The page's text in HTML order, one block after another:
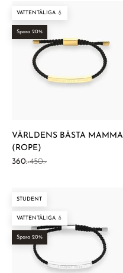
VATTENTÅLIGA 💧
Spara 20%
VÄRLDENS BÄSTA MAMMA
(ROPE)
REA-pris
360:-Pris
450:-
STUDENT
VATTENTÅLIGA 💧
Spara 20%